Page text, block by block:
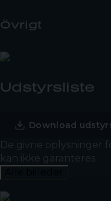
Övrigt
Udstyrsliste
Download
De givne oplysninger
kan ikke garanteres